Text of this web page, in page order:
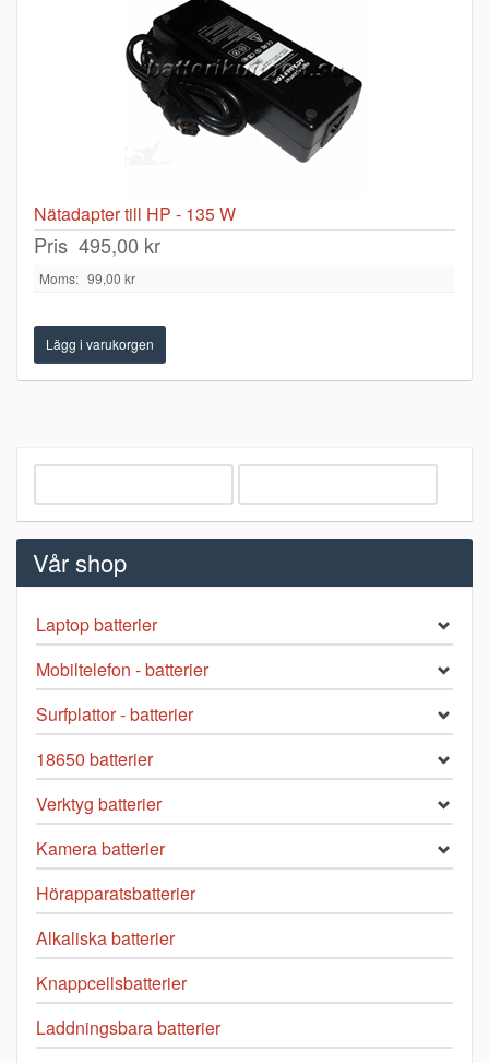
Nätadapter till HP - 135 W
Pris 495,00 kr
Moms: 99,00 kr
Vår shop
Laptop batterier
Mobiltelefon - batterier
Surfplattor - batterier
18650 batterier
Verktyg batterier
Kamera batterier
Hörapparatsbatterier
Alkaliska batterier
Knappcellsbatterier
Laddningsbara batterier